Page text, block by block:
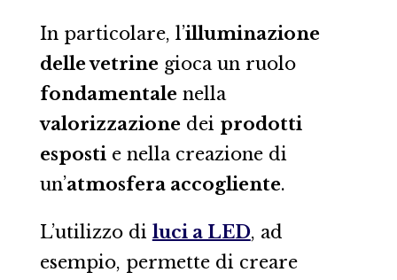
In particolare, l’illuminazione
delle vetrinegioca un ruolo
fondamentalenella
valorizzazionedei prodotti
espostie nella creazione di
un’atmosfera accogliente.
L’utilizzo di luci a LED, ad
esempio, permette di creare